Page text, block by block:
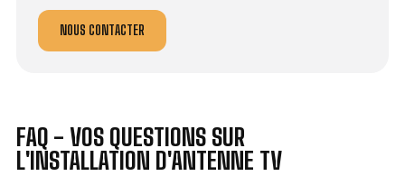
NOUS CONTACTER
FAQ - VOS QUESTIONS SUR
L'INSTALLATION D'ANTENNE TV